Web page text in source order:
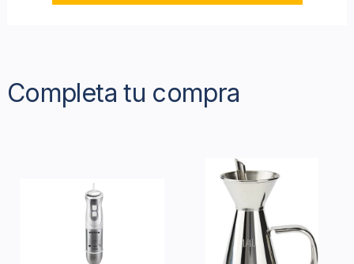
Completa tu compra